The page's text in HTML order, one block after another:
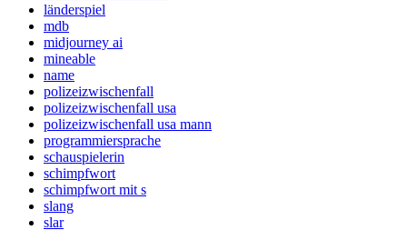
länderspiel
mdb
midjourney ai
mineable
name
polizeizwischenfall
polizeizwischenfall usa
polizeizwischenfall usa mann
programmiersprache
schauspielerin
schimpfwort
schimpfwort mit s
slang
slar